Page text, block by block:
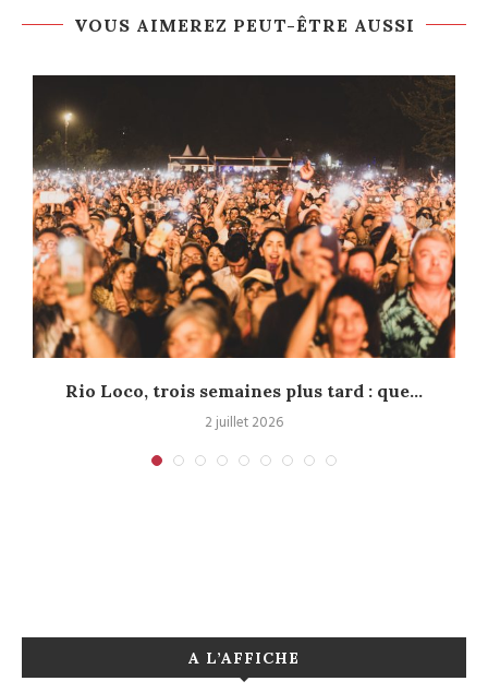
VOUS AIMEREZ PEUT-ÊTRE AUSSI
Rio Loco, trois semaines plus tard : que...
2 juillet 2026
A L’AFFICHE